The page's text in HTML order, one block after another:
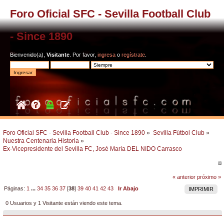
Foro Oficial SFC - Sevilla Football Club
- Since 1890
Bienvenido(a), Visitante . Por favor, ingresa o regístrate
Foro Oficial SFC - Sevilla Football Club - Since 1890 » Sevilla Fútbol Club »
Nuestra Centenaria Historia »
Ex-Vicepresidente del Sevilla FC, José María DEL NIDO Carrasco
« anterior próximo »
IMPRIMIR
Páginas: 1 ...34 35 36 37 [38]39 40 41 42 43 Ir Abajo
0 Usuarios y 1 Visitante están viendo este tema.